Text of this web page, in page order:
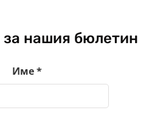
нашия бюлетин
Име*